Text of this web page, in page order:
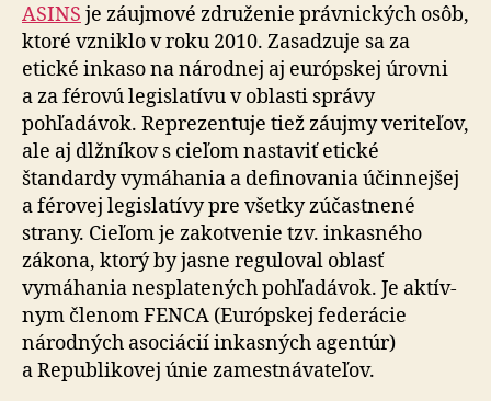
ASINS je záujmové združenie právnických osôb,
ktoré vzniklo v roku 2010. Zasadzuje sa za
etické inkaso na národnej aj európskej úrovni
a za férovú legislatívu v oblasti správy
pohľadávok. Reprezentuje tiež záujmy veriteľov,
ale aj dlžníkov s cieľom nastaviť etické
štandardy vymáhania a definovania účinnejšej
a férovej legislatívy pre všetky zúčastnené
strany. Cieľom je zakotvenie tzv. inkasného
zákona, ktorý by jasne re­gu­lo­val oblasť
vymáhania nesplatených pohľadávok. Je ak­tív­
nym členom FENCA (Európskej federácie
národných asociácií inkasných agentúr)
a Republikovej únie zamestnávateľov.